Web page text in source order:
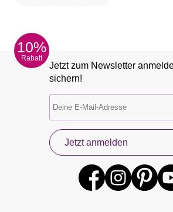
10%
Rabatt
Jetzt zum Newsletter
sichern!
Jetzt anmelden